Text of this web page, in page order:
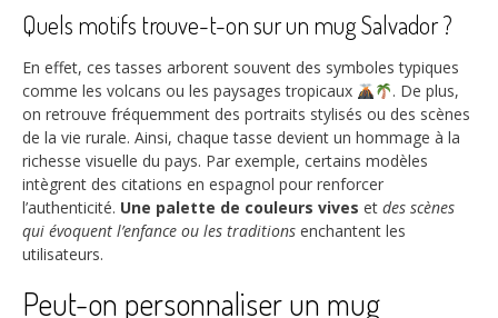
Quels motifs trouve-t-on sur un mug Salvador ?
En effet, ces tasses arborent souvent des symboles typiques
comme les volcans ou les paysages tropicaux
. De plus,
on retrouve fréquemment des portraits stylisés ou des scènes
de la vie rurale. Ainsi, chaque tasse devient un hommage à la
richesse visuelle du pays. Par exemple, certains modèles
intègrent des citations en espagnol pour renforcer
l’authenticité. Une palette de couleurs vives et des scènes
qui évoquent l’enfance ou les traditions enchantent les
utilisateurs.
Peut-on personnaliser un mug